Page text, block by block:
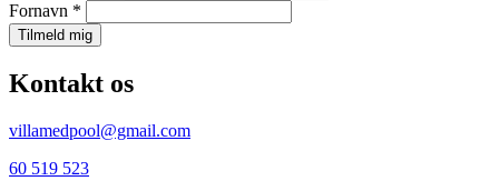
Fornavn *
Kontakt os
villamedpool@gmail.com
60 519 523